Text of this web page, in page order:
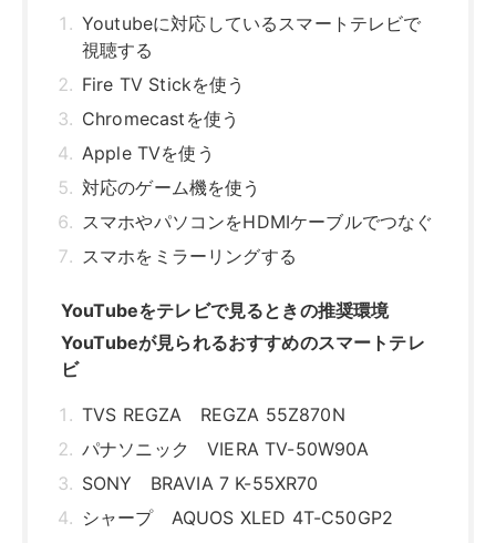
YouTubeが見られるおすすめのスマートテレ
TVS REGZA REGZA 55Z870N
パナソニック VIERA TV-50W90A
SONY BRAVIA 7 K-55XR70
シャープ AQUOS XLED 4T-C50GP2
ハイセンス 32A4N
YAMAZEN キュリオム QRK-40TL2K
YouTubeをテレビで見るときの注意点
YouTubeをテレビの大画面で楽しもう！
関連記事はこちら